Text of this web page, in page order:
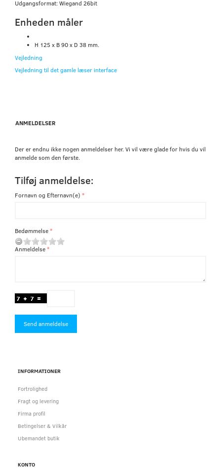
Udgangsformat: Wiegand 26bit
Enheden måler
H 125 x B 90 x D 38 mm.
Vejledning
Vejledning til det gamle læser interface
ANMELDELSER
Der er endnu ikke nogen anmeldelser her. Vi vil være glade for hvis du vil
anmelde som den første.
Tilføj anmeldelse:
Fornavn og Efternavn(e)
Bedømmelse
Anmeldelse
Send anmeldelse
INFORMATIONER
Fortrolighed
Fragt og levering
Firma profil
Betingelser & Vilkår
Ubemandet butik
KONTO